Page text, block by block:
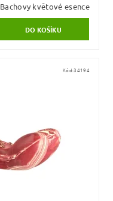
Bachovy květové esence
Kód:34194